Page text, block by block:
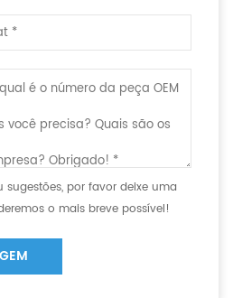
sugestões, por favor deixe uma
o mais breve possível!